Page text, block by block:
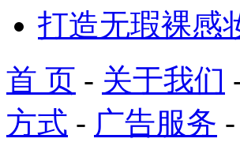
打造无瑕裸感
首 页 - 关于我们
方式 - 广告服务 -